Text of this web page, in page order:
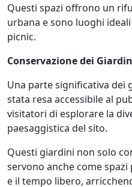
Questi spazi offrono un
urbana e sono luoghi
picnic.
Conservazione dei
Una parte significativa dei
stata resa accessibile al
visitatori di esplorare la
paesaggistica del sito.
Questi giardini non solo
servono anche come
e il tempo libero,